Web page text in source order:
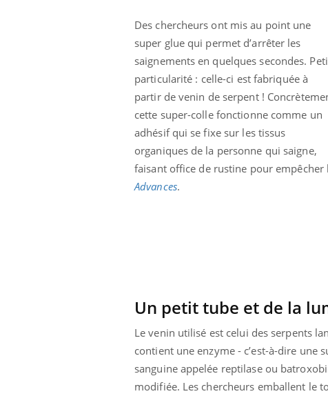
Des chercheurs ont mis au point une
super glue qui permet d’arrêter les
saignements en quelques secondes.
particularité : celle-ci est fabriquée à
partir de venin de serpent !
cette super-colle fonctionne comme un
adhésif qui se fixe sur les tissus
organiques de la personne qui saigne,
faisant office de rustine pour empêcher
Advances.
Un petit tube et de la
Le venin utilisé est celui des serpents
contient une enzyme - c’est-à-dire une
sanguine appelée reptilase ou
modifiée. Les chercheurs emballent le
expliquer ma maladieYoutube
Il y a des sujets qui sont faciles à aborder...
d'autres non ! D'un côté, poser des
questions sur la maladie d'un proche c'est
prévenir
même